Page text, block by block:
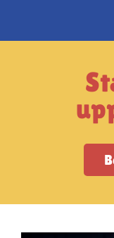
Vanliga
Mitt konto